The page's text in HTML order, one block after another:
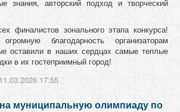
знания, авторский подход и творческий
финалистов зонального этапа конкурса!
благодарность организаторам
оставили в наших сердцах самые теплые
в их гостеприимный город!
17:55
муниципальную олимпиаду по